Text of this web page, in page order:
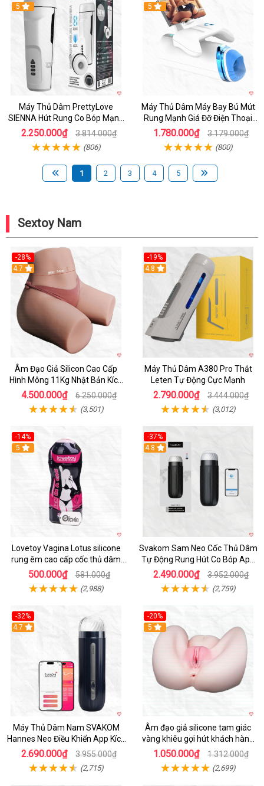
Hot
5
Máy Thủ Dâm PrettyLove
SIENNA Hút Rung Co Bóp Mạnh
Mẽ Nam
2.250.000₫ 3.814.000₫
(806)
Hot
5
Máy Thủ Dâm Máy Bay Bú Mút
Rung Mạnh Giá Đỡ Điện Thoại
Chính Hãng
1.780.000₫ 3.179.000₫
(800)
1 2 3 4 5
Sextoy Nam
-28%
4.7
Âm Đạo Giả Silicon Cao Cấp
Hình Mông 11Kg Nhật Bản Kích
Thước Như Thật
4.500.000₫ 6.250.000₫
(3,501)
-19%
Hot
4.8
Máy Thủ Dâm A380 Pro Thắt
Leten Tự Động Cực Mạnh
2.790.000₫ 3.444.000₫
(3,012)
-14%
Hot
5
Lovetoy Vagina Lotus silicone
rung êm cao cấp cốc thủ dâm
nam
500.000₫ 581.000₫
(2,988)
-37%
4.8
Svakom Sam Neo Cốc Thủ Dâm
Tự Động Rung Hút Co Bóp App
Điều Khiển
2.490.000₫ 3.952.000₫
(2,759)
-32%
Hot
4.7
Máy Thủ Dâm Nam SVAKOM
Hannes Neo Điều Khiển App Kích
Thích
2.690.000₫ 3.955.000₫
(2,715)
-20%
Hot
5
Âm đạo giả silicone tam giác
vàng khiêu gợi hút khách hàng
nam
1.050.000₫ 1.312.000₫
(2,699)